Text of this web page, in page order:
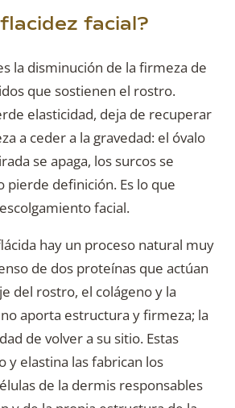
facial?
la disminución de la firmeza de
que sostienen el rostro.
elasticidad, deja de recuperar
a ceder a la gravedad: el óvalo
se apaga, los surcos se
pierde definición. Es lo que
facial.
hay un proceso natural muy
de dos proteínas que actúan
del rostro, el colágeno y la
aporta estructura y firmeza; la
de volver a su sitio. Estas
y elastina las fabrican los
de la dermis responsables